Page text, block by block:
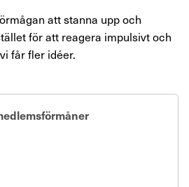
att stanna upp och
för att reagera impulsivt och
får fler idéer.